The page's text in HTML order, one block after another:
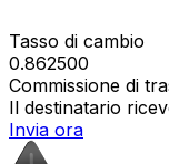
Tasso di cambio
0.862500
Commissione di
Il destinatario
Invia ora